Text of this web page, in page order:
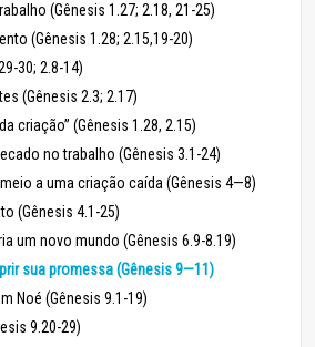
(Gênesis 1.27; 2.18, 21-25)
(Gênesis 1.28; 2.15,19-20)
30; 2.8-14)
(Gênesis 2.3; 2.17)
criação” (Gênesis 1.28, 2.15)
no trabalho (Gênesis 3.1-24)
a uma criação caída (Gênesis 4—8)
(Gênesis 4.1-25)
um novo mundo (Gênesis 6.9-8.19)
sua promessa (Gênesis 9—11)
Noé (Gênesis 9.1-19)
9.20-29)